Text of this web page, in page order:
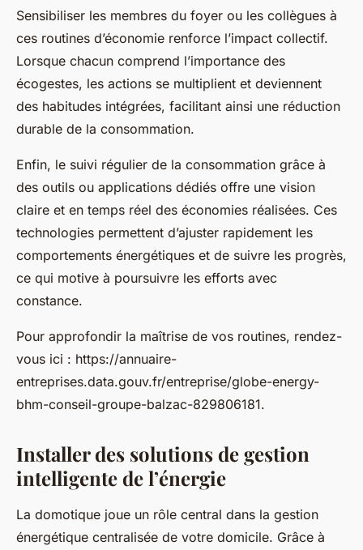
Sensibiliser les membres du foyer ou les collègues à
ces routines d’économie renforce l’impact collectif.
Lorsque chacun comprend l’importance des
écogestes, les actions se multiplient et deviennent
des habitudes intégrées, facilitant ainsi une réduction
durable de la consommation.
Enfin, le suivi régulier de la consommation grâce à
des outils ou applications dédiés offre une vision
claire et en temps réel des économies réalisées. Ces
technologies permettent d’ajuster rapidement les
comportements énergétiques et de suivre les progrès,
ce qui motive à poursuivre les efforts avec
constance.
Pour approfondir la maîtrise de vos routines, rendez-
vous ici : https://annuaire-
entreprises.data.gouv.fr/entreprise/globe-energy-
bhm-conseil-groupe-balzac-829806181.
Installer des solutions de gestion
intelligente de l’énergie
La domotique joue un rôle central dans la gestion
énergétique centralisée de votre domicile. Grâce à